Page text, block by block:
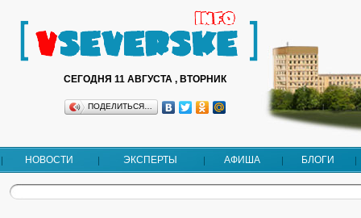
СЕГОДНЯ 11 АВГУСТА , ВТОРНИК
ПОДЕЛИТЬСЯ…
НОВОСТИ ЭКСПЕРТЫ АФИША БЛОГИ